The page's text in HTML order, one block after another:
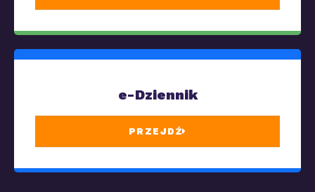
e-Dziennik
PRZEJDŹ